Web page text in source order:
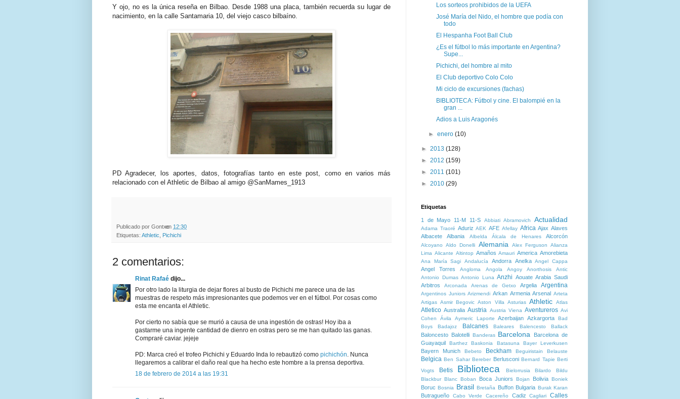
Y ojo, no es la única reseña en Bilbao. Desde 1988 una placa, también recuerda su lugar de
nacimiento, en la calle Santamaria 10, del viejo casco bilbaíno.
PD Agradecer, los aportes, datos, fotografías tanto en este post, como en varios más
relacionado con el Athletic de Bilbao al amigo @SanMames_1913
Publicado por Gontxoen 12:30
Etiquetas: Athletic Pichichi
2 comentarios:
Rinat Rafaé dijo...
Por otro lado la liturgia de dejar flores al busto de Pichichi me parece una de las
muestras de respeto más impresionantes que podemos ver en el fútbol. Por cosas como
esta me encanta el Athletic.
Por cierto no sabía que se murió a causa de una ingestión de ostras! Hoy iba a
gastarme una ingente cantidad de dienro en ostras pero se me han quitado las ganas.
Compraré caviar. jejeje
PD: Marca creó el trofeo Pichichi y Eduardo Inda lo rebautizó como pichichón . Nunca
llegaremos a calibrar el daño real que ha hecho este hombre a la prensa deportiva.
18 de febrero de 2014 a las 19:31
Los sorteos prohibidos de la UEFA
José María del Nido, el hombre que podía con
todo
El Hespanha Foot Ball Club
¿Es el fútbol lo más importante en Argentina?
Supe...
Pichichi, del hombre al mito
El Club deportivo Colo Colo
Mi ciclo de excursiones (fachas)
BIBLIOTECA: Fútbol y cine. El balompié en la
gran ...
Adios a Luis Aragonés
►enero(10)
► 2013 (128)
► 2012 (159)
► 2011 (101)
► 2010 (29)
Etiquetas
1 de Mayo 11-M 11-S Abbiati Abramovich Actualidad
Adama Traoré Aduriz AEK AFE Afellay Africa Ajax Alaves
Albacete
Albania Albelda Álcala de Henares Alcorcón
Alcoyano Aldo Donelli Alemania Alex Ferguson
Alianza
Lima Alicante Altintop Amaños Amauri America Amorebieta
Ana María Sagi Andalucía Andorra Anelka Angel Cappa
Angel Torres Angloma Angola Angoy Anorthosis
Antic
Antonio Dumas Antonio Luna Anzhi Aouate Arabia Saudi
Arbitros
Arconada Arenas de Getxo Argelia Argentina
Argentinos Juniors Arizmendi Arkan Armenia Arsenal Arteta
Artigas Asmir Begovic Aston Villa Asturias Athletic Atlas
Atletico Australia Austria Austria Viena Aventureros Avi
Cohen
Ávila Aymeric Laporte Azerbaijan Azkargorta
Bad
Boys
Badajoz Balcanes Baleares Balencesto Ballack
Baloncesto Balotelli Banderas Barcelona
Barcelona de
Guayaquil
Barthez Baskonia Batasuna Bayer Leverkusen
Bayern Munich Bebeto Beckham Beguiristain Belauste
Belgica Ben Sahar Bereber Berlusconi Bernard Tapie Berti
Vogts
Betis Biblioteca Bielorrusia Bilardo
Bildu
Blackbur Blanc Boban Boca Juniors Bojan Bolivia Boniek
Boruc Bosnia Brasil Bretaña Buffon Bulgaria Burak Karan
Butragueño Cabo Verde Cacereño Cadiz Cagliari Calles